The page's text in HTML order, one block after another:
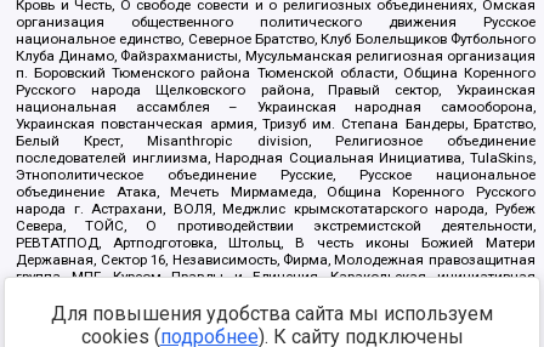
Кровь и Честь, О свободе совести и о религиозных объединениях, Омская
организация общественного политического движения Русское
национальное единство, Северное Братство, Клуб Болельщиков Футбольного
Клуба Динамо, Файзрахманисты, Мусульманская религиозная организация
п. Боровский Тюменского района Тюменской области, Община Коренного
Русского народа Щелковского района, Правый сектор, Украинская
национальная ассамблея – Украинская народная самооборона,
Украинская повстанческая армия, Тризуб им. Степана Бандеры, Братство,
Белый Крест, Misanthropic division, Религиозное объединение
последователей инглиизма, Народная Социальная Инициатива, TulaSkins,
Этнополитическое объединение Русские, Русское национальное
объединение Атака, Мечеть Мирмамеда, Община Коренного Русского
народа г. Астрахани, ВОЛЯ, Меджлис крымскотатарского народа, Рубеж
Севера, ТОЙС, О противодействии экстремистской деятельности,
РЕВТАТПОД, Артподготовка, Штольц, В честь иконы Божией Матери
Державная, Сектор 16, Независимость, Фирма, Молодежная правозащитная
группа МПГ, Курсом Правды и Единения, Каракольская инициативная
Благотворительный пансионат Ак Умут, Русская республика Русь,
Арестантское уголовное единство, Башкорт, Нация и свобода, W.H.С., Фалунь
Для повышения удобства сайта мы используем
cookies (подробнее). К сайту подключены